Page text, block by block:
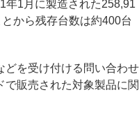
1月に製造された258,91
から残存台数は約400台
を受け付ける問い合わせ
で販売された対象製品に関